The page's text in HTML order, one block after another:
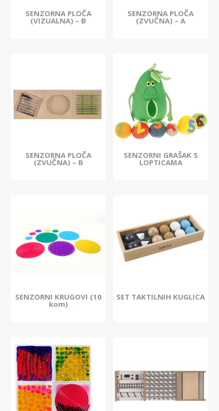
SENZORNA PLOČA
(VIZUALNA) – B
SENZORNA PLOČA
(ZVUČNA) – A
SENZORNA PLOČA
(ZVUČNA) – B
SENZORNI GRAŠAK S
LOPTICAMA
SENZORNI KRUGOVI (10
kom)
SET TAKTILNIH KUGLICA